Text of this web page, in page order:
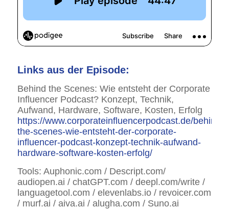
Links aus der Episode:
Behind the Scenes: Wie entsteht der Corporate
Influencer Podcast? Konzept, Technik,
Aufwand, Hardware, Software, Kosten, Erfolg
https://www.corporateinfluencerpodcast.de/behind-
the-scenes-wie-entsteht-der-corporate-
influencer-podcast-konzept-technik-aufwand-
hardware-software-kosten-erfolg/
Tools: Auphonic.com / Descript.com/
audiopen.ai / chatGPT.com / deepl.com/write /
languagetool.com / elevenlabs.io / revoicer.com
/ murf.ai / aiva.ai / alugha.com / Suno.ai